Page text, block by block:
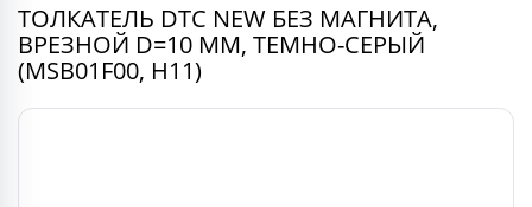
ТОЛКАТЕЛЬ DTC NEW БЕЗ МАГНИТА,
ВРЕЗНОЙ D=10 ММ, ТЕМНО-СЕРЫЙ
(MSB01F00, H11)